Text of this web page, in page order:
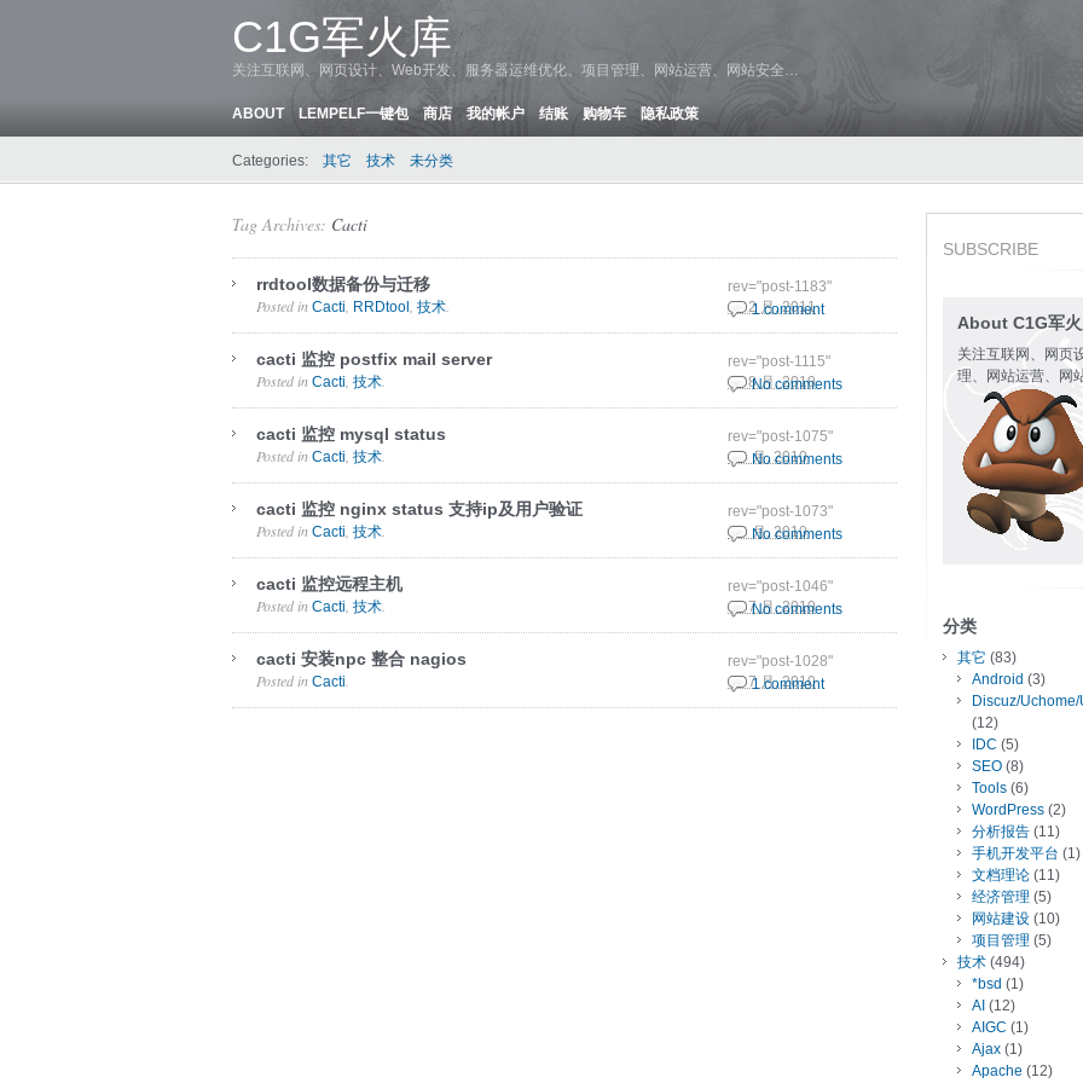
C1G军火库
关注互联网、网页设计、Web开发、服务器运维优化、项目管理、网站运营、网站安全…
ABOUT LEMPELF一键包 商店 我的帐户 结账 购物车 隐私政策
Categories: 其它 技术 未分类
Tag Archives: Cacti
rrdtool数据备份与迁移
23 2 月, 2011
Posted in Cacti RRDtool 技术
rev="post-1183"
1 comment
cacti 监控 postfix mail server
31 8 月, 2010
Posted in Cacti 技术
rev="post-1115"
No comments
cacti 监控 mysql status
4 8 月, 2010
Posted in Cacti 技术
rev="post-1075"
No comments
cacti 监控 nginx status 支持ip及用户验证
4 8 月, 2010
Posted in Cacti 技术
rev="post-1073"
No comments
cacti 监控远程主机
21 7 月, 2010
Posted in Cacti 技术
rev="post-1046"
No comments
cacti 安装npc 整合 nagios
15 7 月, 2010
Posted in Cacti
rev="post-1028"
1 comment
SUBSCRIBE
About C1G军
关注互联网、网页
理、网站运营、网
分类
其它 (83)
Android (3)
Discuz/
(12)
IDC (5)
SEO (8)
Tools (6)
WordPress (2)
分析报告 (11)
手机开发平台 (1)
文档理论 (11)
经济管理 (5)
网站建设 (10)
项目管理 (5)
技术 (494)
*bsd (1)
AI (12)
AIGC (1)
Ajax (1)
Apache (12)